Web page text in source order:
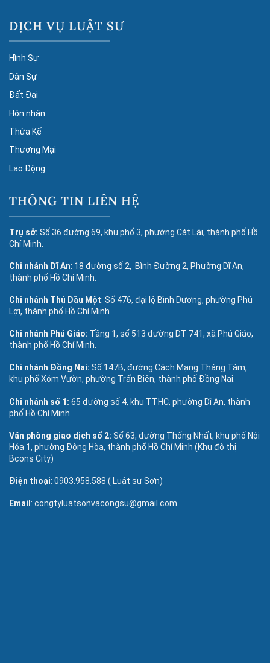
DỊCH VỤ LUẬT SƯ
Hình Sự
Dân Sự
Đất Đai
Hôn nhân
Thừa Kế
Thương Mại
Lao Động
THÔNG TIN LIÊN HỆ
Trụ sở: Số 36 đường 69, khu phố 3, phường Cát Lái, thành phố Hồ
Chí Minh.
Chi nhánh Dĩ An: 18 đường số 2, Bình Đường 2, Phường Dĩ An,
thành phố Hồ Chí Minh.
Chi nhánh Thủ Dầu Một: Số 476, đại lộ Bình Dương, phường Phú
Lợi, thành phố Hồ Chí Minh
Chi nhánh Phú Giáo: Tầng 1, số 513 đường DT 741, xã Phú Giáo,
thành phố Hồ Chí Minh.
Chi nhánh Đồng Nai: Số 147B, đường Cách Mạng Tháng Tám,
khu phố Xóm Vườn, phường Trấn Biên, thành phố Đồng Nai.
Chi nhánh số 1: 65 đường số 4, khu TTHC, phường Dĩ An, thành
phố Hồ Chí Minh.
Văn phòng giao dịch số 2: Số 63, đường Thống Nhất, khu phố Nội
Hóa 1, phường Đông Hòa, thành phố Hồ Chí Minh (Khu đô thị
Bcons City)
Điện thoại: 0903.958.588 ( Luật sư Sơn)
Email : congtyluatsonvacongsu@gmail.com